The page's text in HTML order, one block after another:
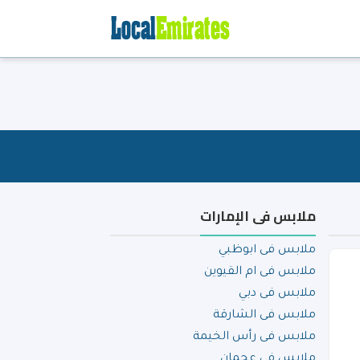
ملابس فى الإمارات
ملابس فى ابوظبي
ملابس فى ام القيوين
ملابس فى دبي
ملابس فى الشارقة
ملابس فى رأس الخيمة